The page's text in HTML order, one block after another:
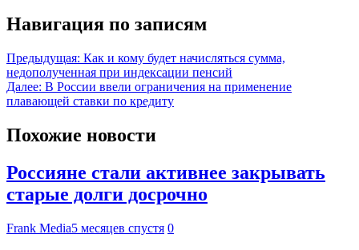
Навигация по записям
Предыдущая: Как и кому будет начисляться сумма,
недополученная при индексации пенсий
Далее: В России ввели ограничения на применение
плавающей ставки по кредиту
Похожие новости
Россияне стали активнее закрывать
старые долги досрочно
Frank Media5 месяцев спустя 0